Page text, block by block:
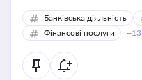
Банківська діяльність
Фінансові послуги
+13